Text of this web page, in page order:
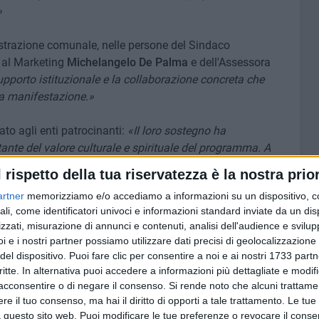
rispetto della tua riservatezza è la nostra
memorizziamo e/o accediamo a informazioni su un dispositivo,
come identificatori univoci e informazioni standard inviate da un
misurazione di annunci e contenuti, analisi dell'audience e
e i nostri partner possiamo utilizzare dati precisi di
dispositivo. Puoi fare clic per consentire a noi e ai nostri 1733
In alternativa puoi accedere a informazioni più dettagliate e
o di negare il consenso. Si rende noto che alcuni
il tuo consenso, ma hai il diritto di opporti a tale trattamento. Le
sito web. Puoi modificare le tue preferenze o revocare il
comunale, nelle persone del Sindaco
Marketing Michelangelo De Palma e dell'Assessora
istituzionale e la collaborazione concreta che
manifestazione.»
agli enti patrocinanti: «Il loro sostegno ha
del valore culturale e spirituale del programma. A
della cittadinanza:«Terlizzi è un paese
La devozione verso la Vergine Maria è viva,
ogni partecipazione ha reso questa festa
agli sponsor, cittadini e non, «che hanno creduto nel
concretamente alla sua realizzazione. La loro